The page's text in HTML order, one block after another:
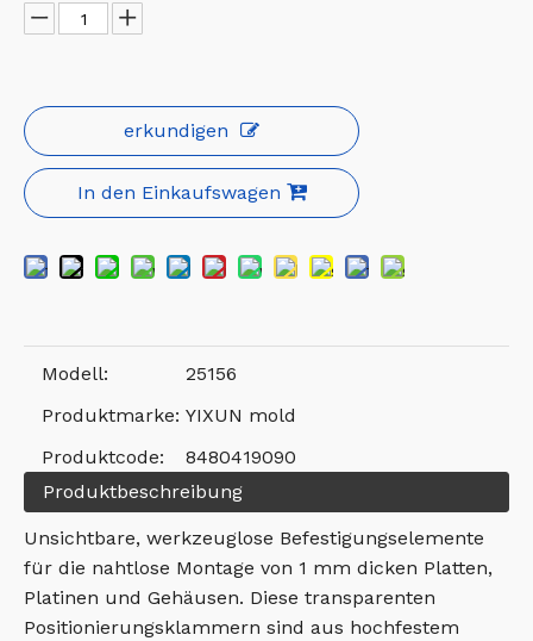
erkundigen
In den Einkaufswagen
Modell:
25156
Produktmarke: YIXUN mold
Produktcode:
8480419090
Produktbeschreibung
Unsichtbare, werkzeuglose Befestigungselemente
für die nahtlose Montage von 1 mm dicken Platten,
Platinen und Gehäusen. Diese transparenten
Positionierungsklammern sind aus hochfestem